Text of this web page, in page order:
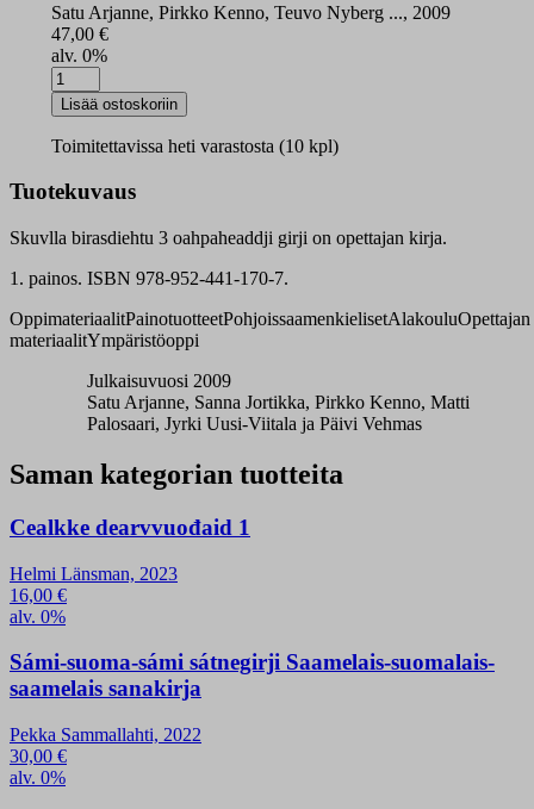
Satu Arjanne, Pirkko Kenno, Teuvo Nyberg ..., 2009
47,00 €
alv. 0%
Skuvlla
birasdiehtu
3
opettajan
määrä
Lisää ostoskoriin
Toimitettavissa heti varastosta (10 kpl)
Tuotekuvaus
Skuvlla birasdiehtu 3 oahpaheaddji girji on opettajan kirja.
1. painos. ISBN 978-952-441-170-7.
OppimateriaalitPainotuotteetPohjoissaamenkielisetAlakouluOpettajan
materiaalitYmpäristöoppi
Julkaisuvuosi 2009
Satu Arjanne, Sanna Jortikka, Pirkko Kenno, Matti
Palosaari, Jyrki Uusi-Viitala ja Päivi Vehmas
Saman kategorian tuotteita
Cealkke dearvvuođaid 1
Helmi Länsman, 2023
16,00 €
alv. 0%
Sámi-suoma-sámi sátnegirji Saamelais-suomalais-
saamelais sanakirja
Pekka Sammallahti, 2022
30,00 €
alv. 0%